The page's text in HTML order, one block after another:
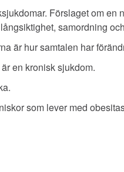
Förslaget om en
samordning
är hur samtalen har
en kronisk sjukdom.
som lever med